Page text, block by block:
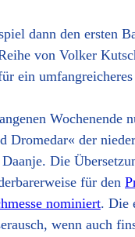
dann den ersten
von Volker
ein umfangreicheres
Wochenende
Dromedar« der
Die
für den
nominiert. Die
wenn auch